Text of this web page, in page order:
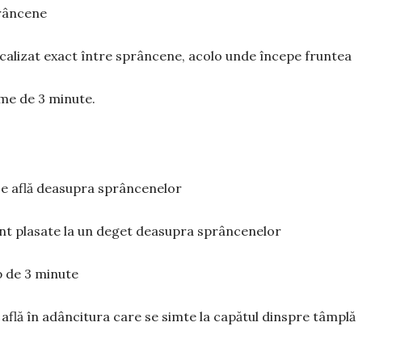
exact între sprâncene, acolo unde începe fruntea
de 3 mi­nute.
află deasupra sprâncenelor
plasate la un deget deasupra sprâncenelor
de 3 mi­nute
în adâncitura care se simte la capătul dinspre tâmplă